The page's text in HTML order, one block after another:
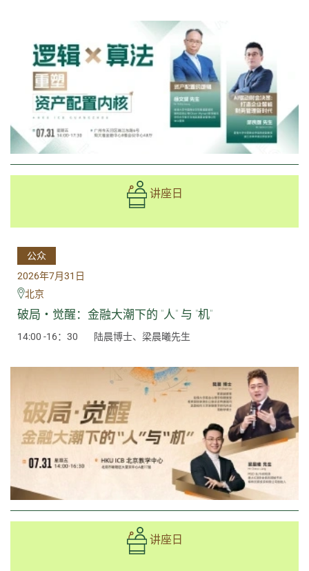
讲座日
公众
2026年7月31日
北京
破局・觉醒：金融大潮下的 "人" 与 "机"
14:00 -16：30 陆晨博士、梁晨曦先生
讲座日